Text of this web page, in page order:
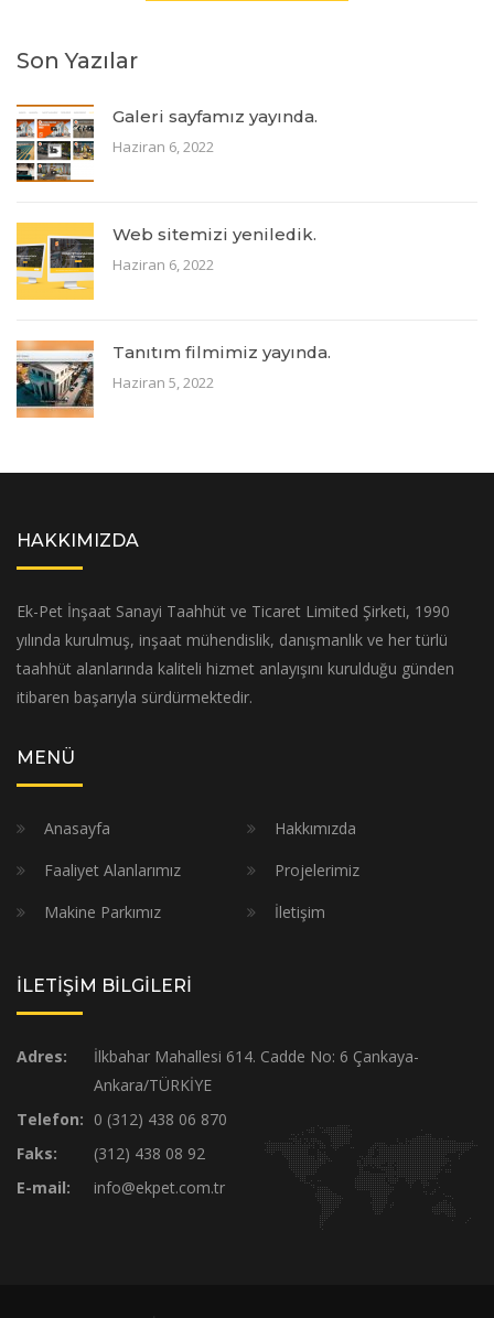
Son Yazılar
Galeri sayfamız yayında.
Haziran 6, 2022
Web sitemizi yeniledik.
Haziran 6, 2022
Tanıtım filmimiz yayında.
Haziran 5, 2022
HAKKIMIZDA
Ek-Pet İnşaat Sanayi Taahhüt ve Ticaret Limited Şirketi, 1990
yılında kurulmuş, inşaat mühendislik, danışmanlık ve her türlü
taahhüt alanlarında kaliteli hizmet anlayışını kurulduğu günden
itibaren başarıyla sürdürmektedir.
MENÜ
Anasayfa
Hakkımızda
Faaliyet Alanlarımız
Projelerimiz
Makine Parkımız
İletişim
İLETİŞİM BİLGİLERİ
Adres:
İlkbahar Mahallesi 614. Cadde No: 6 Çankaya-
Ankara/TÜRKİYE
Telefon: 0 (312) 438 06 870
Faks:
(312) 438 08 92
E-mail:
info@ekpet.com.tr